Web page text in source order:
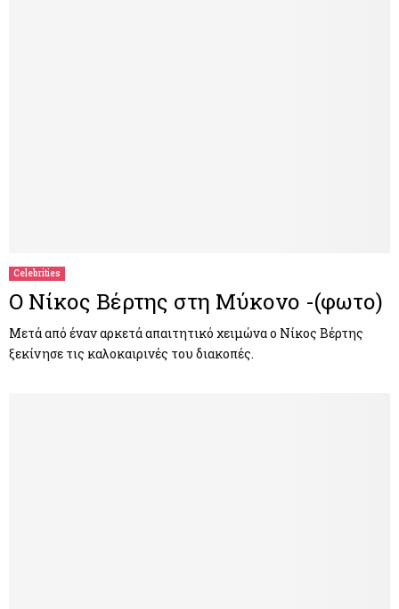
Celebrities
Ο Νίκος Βέρτης στη Μύκονο -(φωτο)
Μετά από έναν αρκετά απαιτητικό χειμώνα ο Νίκος Βέρτης
ξεκίνησε τις καλοκαιρινές του διακοπές.